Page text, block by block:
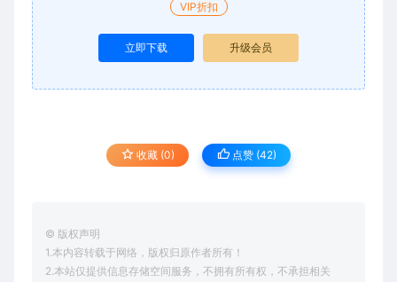
VIP折扣
立即下载 升级会员
收藏 (0) 点赞 (42)
© 版权声明
1.本内容转载于网络，版权归原作者所有！
2.本站仅提供信息存储空间服务，不拥有所有权，不承担相关